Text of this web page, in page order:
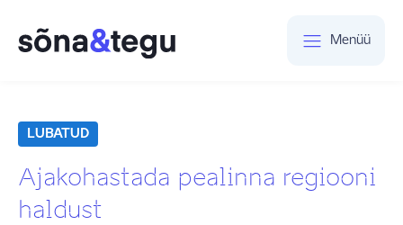
Menüü
LUBATUD
Ajakohastada pealinna regiooni
haldust